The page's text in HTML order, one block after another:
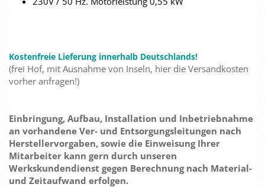
Kostenfreie Lieferung innerhalb Deutschlands!
(frei Hof, mit Ausnahme von Inseln, hier die Versandkosten
vorher anfragen!)
Einbringung, Aufbau, Installation und Inbetriebnahme
an vorhandene Ver- und Entsorgungsleitungen nach
Herstellervorgaben, sowie die Einweisung Ihrer
Mitarbeiter kann gern durch unseren
Werkskundendienst gegen Berechnung nach Material-
und Zeitaufwand erfolgen.